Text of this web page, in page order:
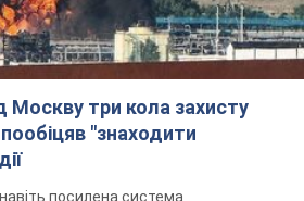
Москву три кола захисту
"знаходити
посилена система